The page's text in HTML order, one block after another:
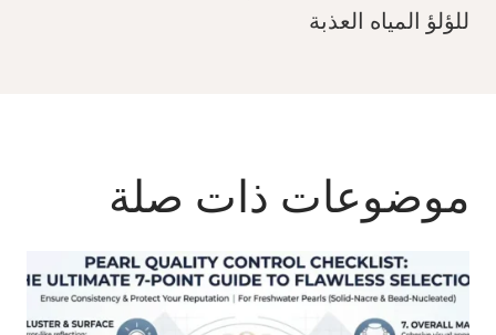
للؤلؤ المياه العذبة
موضوعات ذات صلة